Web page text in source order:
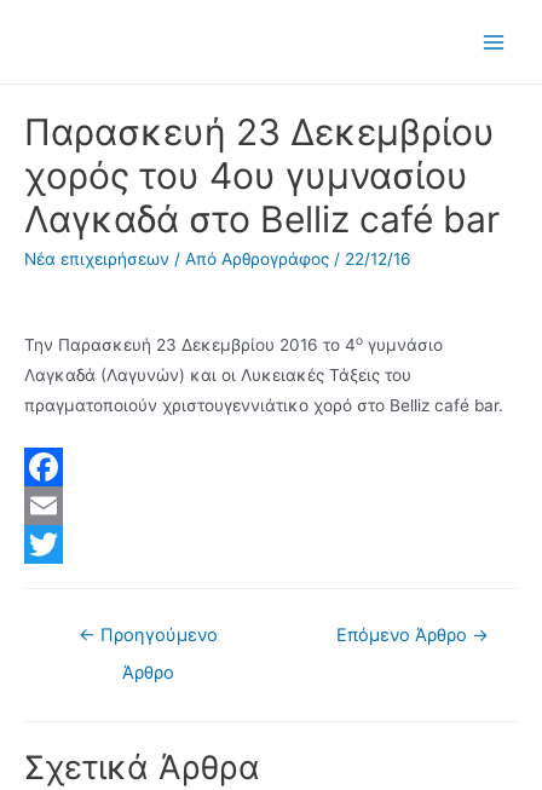
Παρασκευή 23 Δεκεμβρίου
χορός του 4ου γυμνασίου
Λαγκαδά στο Belliz café bar
Νέα επιχειρήσεων / Από Αρθρογράφος / 22/12/16
Την Παρασκευή 23 Δεκεμβρίου 2016 το 4ο γυμνάσιο
Λαγκαδά (Λαγυνών) και οι Λυκειακές Τάξεις του
πραγματοποιούν χριστουγεννιάτικο χορό στο Belliz café bar.
F
a
k
E
e
Πλοήγηση
← Προηγούμενο
Άρθρο
Επόμενο Άρθρο →
Σχετικά Άρθρα